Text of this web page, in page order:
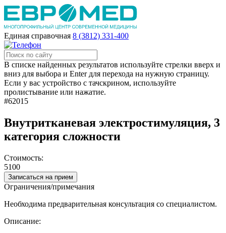
Единая справочная 8 (3812) 331-400
В списке найденных результатов используйте стрелки вверх и
вниз для выбора и Enter для перехода на нужную страницу.
Если у вас устройство с тачскрином, используйте
пролистывание или нажатие.
#62015
Внутритканевая электростимуляция, 3
категория сложности
Стоимость:
5100
Записаться на прием
Ограничения/примечания
Необходима предварительная консультация со специалистом.
Описание: